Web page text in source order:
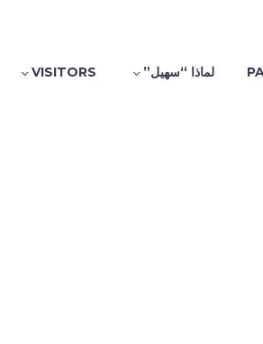
لماذا “سهيل” VISITORS